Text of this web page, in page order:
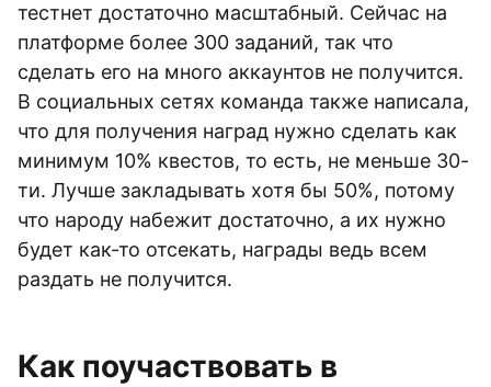
тестнет достаточно масштабный. Сейчас на
платформе более 300 заданий, так что
сделать его на много аккаунтов не получится.
В социальных сетях команда также написала,
что для получения наград нужно сделать как
минимум 10% квестов, то есть, не меньше 30-
ти. Лучше закладывать хотя бы 50%, потому
что народу набежит достаточно, а их нужно
будет как-то отсекать, награды ведь всем
раздать не получится.
Как поучаствовать в